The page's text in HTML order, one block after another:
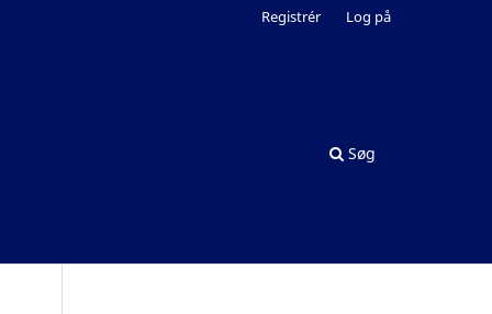
Søg
Registrér Log på